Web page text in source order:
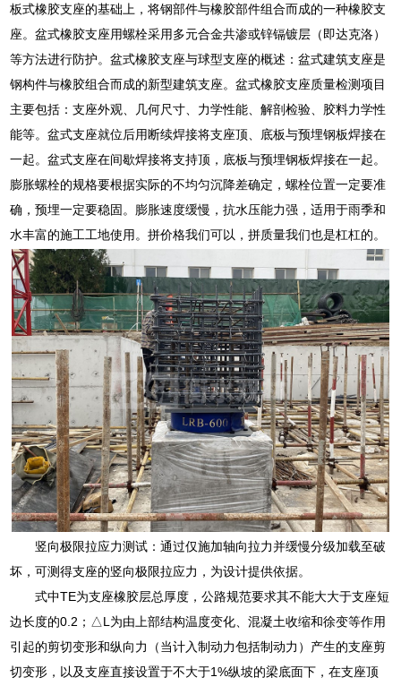
板式橡胶支座的基础上，将钢部件与橡胶部件组合而成的一种橡胶支
座。盆式橡胶支座用螺栓采用多元合金共渗或锌镉镀层（即达克洛）
等方法进行防护。盆式橡胶支座与球型支座的概述：盆式建筑支座是
钢构件与橡胶组合而成的新型建筑支座。盆式橡胶支座质量检测项目
主要包括：支座外观、几何尺寸、力学性能、解剖检验、胶料力学性
能等。盆式支座就位后用断续焊接将支座顶、底板与预埋钢板焊接在
一起。盆式支座在间歇焊接将支持顶，底板与预埋钢板焊接在一起。
膨胀螺栓的规格要根据实际的不均匀沉降差确定，螺栓位置一定要准
确，预埋一定要稳固。膨胀速度缓慢，抗水压能力强，适用于雨季和
水丰富的施工工地使用。拼价格我们可以，拼质量我们也是杠杠的。
竖向极限拉应力测试：通过仅施加轴向拉力并缓慢分级加载至破
坏，可测得支座的竖向极限拉应力，为设计提供依据。
式中TE为支座橡胶层总厚度，公路规范要求其不能大大于支座短
边长度的0.2；△L为由上部结构温度变化、混凝土收缩和徐变等作用
引起的剪切变形和纵向力（当计入制动力包括制动力）产生的支座剪
切变形，以及支座直接设置于不大于1%纵坡的梁底面下，在支座顶